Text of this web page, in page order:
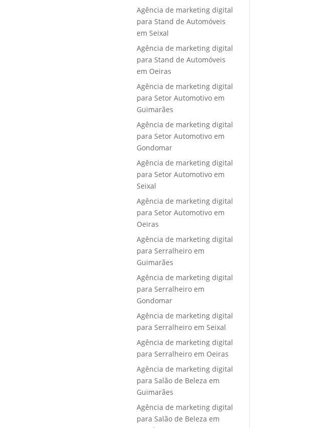
Agência de marketing digital
para Stand de Automóveis
em Seixal
Agência de marketing digital
para Stand de Automóveis
em Oeiras
Agência de marketing digital
para Setor Automotivo em
Guimarães
Agência de marketing digital
para Setor Automotivo em
Gondomar
Agência de marketing digital
para Setor Automotivo em
Seixal
Agência de marketing digital
para Setor Automotivo em
Oeiras
Agência de marketing digital
para Serralheiro em
Guimarães
Agência de marketing digital
para Serralheiro em
Gondomar
Agência de marketing digital
para Serralheiro em Seixal
Agência de marketing digital
para Serralheiro em Oeiras
Agência de marketing digital
para Salão de Beleza em
Guimarães
Agência de marketing digital
para Salão de Beleza em